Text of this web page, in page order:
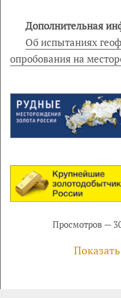
Дополнительная
Об испытаниях
опробования на
Просмотров —